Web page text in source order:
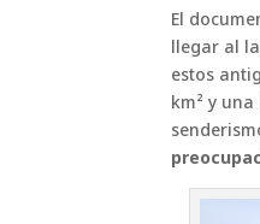
El
llegar al
estos
km² y